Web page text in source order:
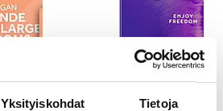
Yksityiskohdat Tietoja